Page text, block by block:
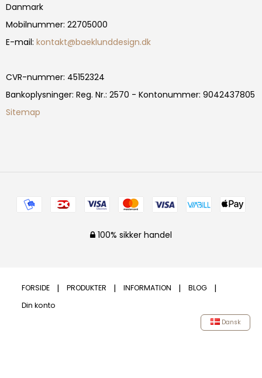
Danmark
Mobilnummer: 22705000
E-mail: kontakt@baeklunddesign.dk
CVR-nummer: 45152324
Bankoplysninger: Reg. Nr.: 2570 - Kontonummer: 9042437805
Sitemap
100% sikker handel
FORSIDE PRODUKTER INFORMATION
BLOG
Din konto
Dansk